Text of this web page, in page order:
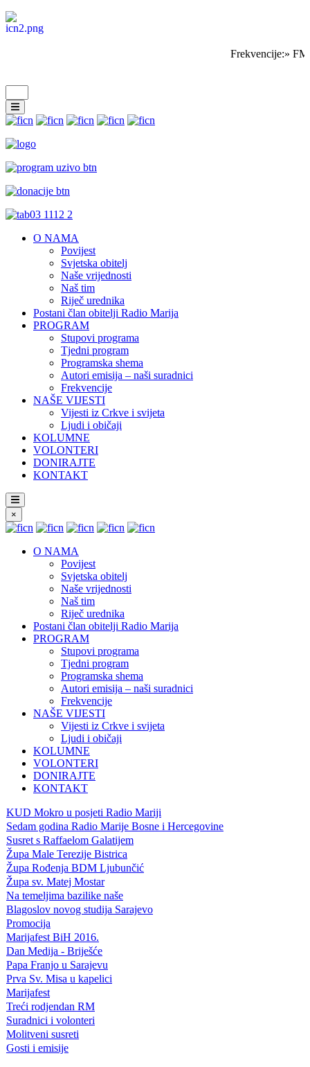
Frekvencije:»
O NAMA
Povijest
Svjetska obitelj
Naše vrijednosti
Naš tim
Riječ urednika
Postani član obitelji Radio Marija
PROGRAM
Stupovi programa
Tjedni program
Programska shema
Autori emisija – naši suradnici
Frekvencije
NAŠE VIJESTI
Vijesti iz Crkve i svijeta
Ljudi i običaji
KOLUMNE
VOLONTERI
DONIRAJTE
KONTAKT
×
O NAMA
Povijest
Svjetska obitelj
Naše vrijednosti
Naš tim
Riječ urednika
Postani član obitelji Radio Marija
PROGRAM
Stupovi programa
Tjedni program
Programska shema
Autori emisija – naši suradnici
Frekvencije
NAŠE VIJESTI
Vijesti iz Crkve i svijeta
Ljudi i običaji
KOLUMNE
VOLONTERI
DONIRAJTE
KONTAKT
KUD Mokro u posjeti Radio Mariji
Sedam godina Radio Marije Bosne i Hercegovine
Susret s Raffaelom Galatijem
Župa Male Terezije Bistrica
Župa Rođenja BDM Ljubunčić
Župa sv. Matej Mostar
Na temeljima bazilike naše
Blagoslov novog studija Sarajevo
Promocija
Marijafest BiH 2016.
Dan Medija - Briješće
Papa Franjo u Sarajevu
Prva Sv. Misa u kapelici
Marijafest
Treći rodjendan RM
Suradnici i volonteri
Molitveni susreti
Gosti i emisije